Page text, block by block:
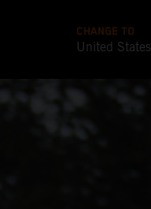
CHANGE TO
United States